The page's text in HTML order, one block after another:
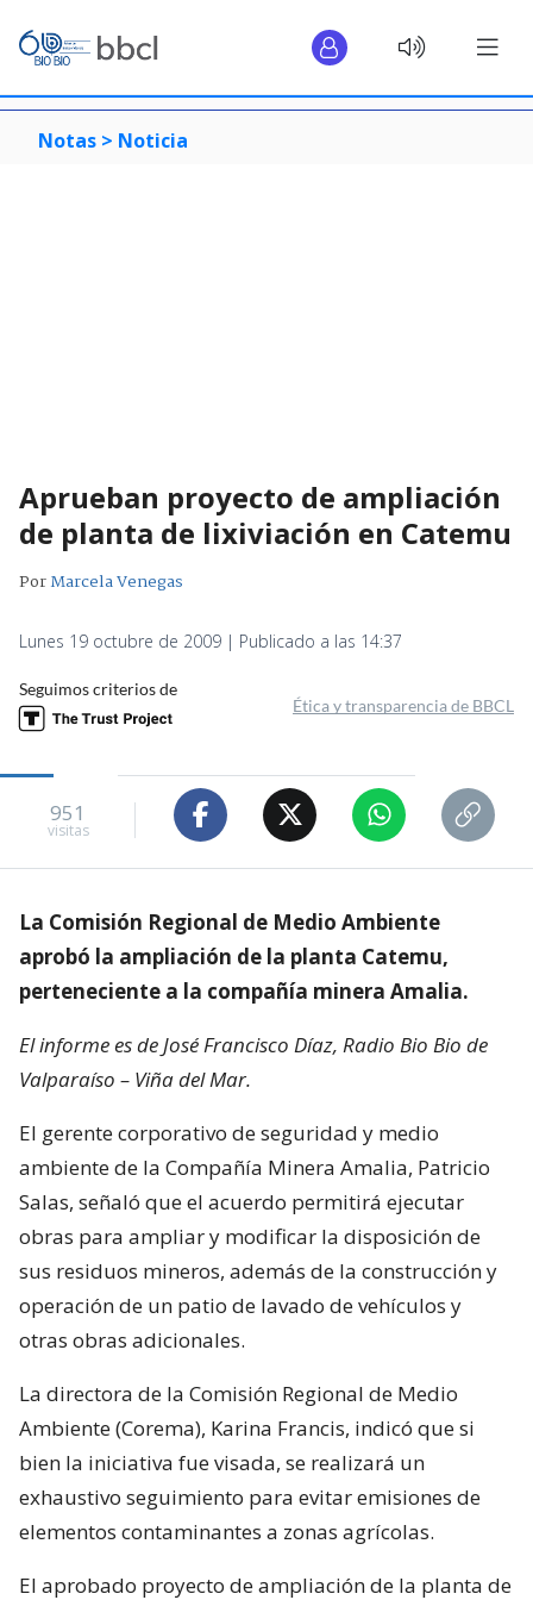
Notas > Noticia
Aprueban proyecto de ampliación
de planta de lixiviación en Catemu
PorMarcela Venegas
Lunes 19 octubre de 2009 | Publicado a las 14:37
Seguimos criterios de
Ética y transparencia de BBCL
951
visitas
La Comisión Regional de Medio Ambiente
aprobó la ampliación de la planta Catemu,
perteneciente a la compañía minera Amalia.
El informe es de José Francisco Díaz, Radio Bio Bio de
Valparaíso – Viña del Mar.
El gerente corporativo de seguridad y medio
ambiente de la Compañía Minera Amalia, Patricio
Salas, señaló que el acuerdo permitirá ejecutar
obras para ampliar y modificar la disposición de
sus residuos mineros, además de la construcción y
operación de un patio de lavado de vehículos y
otras obras adicionales.
La directora de la Comisión Regional de Medio
Ambiente (Corema), Karina Francis, indicó que si
bien la iniciativa fue visada, se realizará un
exhaustivo seguimiento para evitar emisiones de
elementos contaminantes a zonas agrícolas.
El aprobado proyecto de ampliación de la planta de